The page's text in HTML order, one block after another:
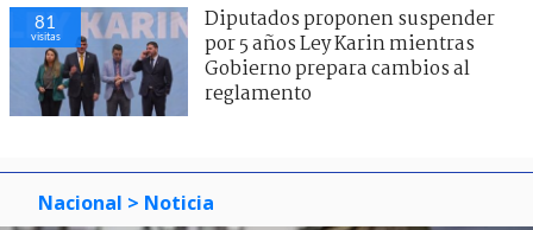
81
visitas
Diputados proponen suspender
por 5 años Ley Karin mientras
Gobierno prepara cambios al
reglamento
Nacional > Noticia